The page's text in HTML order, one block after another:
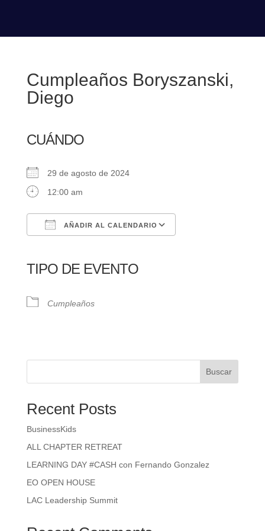
Cumpleaños Boryszanski,
Diego
CUÁNDO
29 de agosto de 2024
12:00 am
AÑADIR AL CALENDARIO
TIPO DE EVENTO
Cumpleaños
Buscar
Recent Posts
BusinessKids
ALL CHAPTER RETREAT
LEARNING DAY #CASH con Fernando Gonzalez
EO OPEN HOUSE
LAC Leadership Summit